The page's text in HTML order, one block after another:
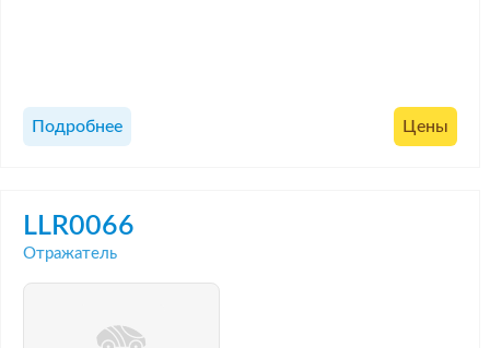
Подробнее Цены
LLR0066
Отражатель